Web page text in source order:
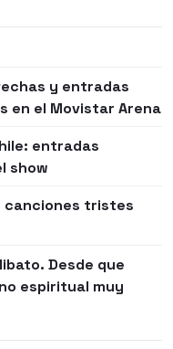
y entradas
en el Movistar Arena
entradas
show
canciones tristes
Desde que
espiritual muy